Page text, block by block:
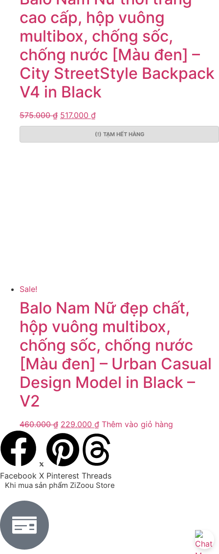
cao cấp, hộp vuông
multibox, chống sốc,
chống nước [Màu đen] –
City StreetStyle Backpack
V4 in Black
575.000₫ 517.000 ₫
(!) TẠM HẾT HÀNG
Sale!
Balo Nam Nữ đẹp chất,
hộp vuông multibox,
chống sốc, chống nước
[Màu đen] – Urban Casual
Design Model in Black –
V2
460.000₫ 229.000 ₫ Thêm vào giỏ hàng
Facebook X Pinterest Threads
Khi mua sản phẩm ZiZoou Store